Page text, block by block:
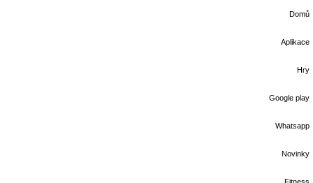
Domů
Aplikace
Hry
Google play
Whatsapp
Novinky